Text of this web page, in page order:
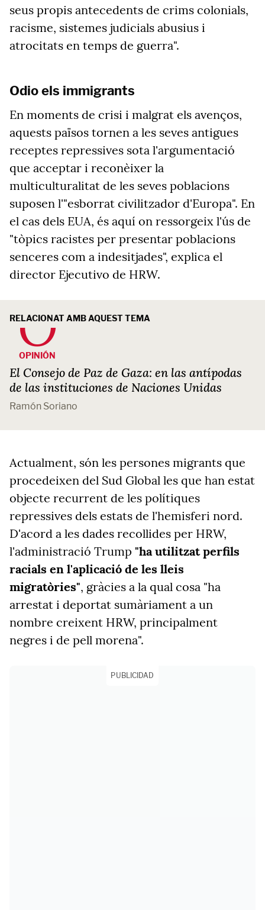
seus propis antecedents de crims colonials,
racisme, sistemes judicials abusius i
atrocitats en temps de guerra".
Odio els immigrants
En moments de crisi i malgrat els avenços,
aquests països tornen a les seves antigues
receptes repressives sota l'argumentació
que acceptar i reconèixer la
multiculturalitat de les seves poblacions
suposen l'"esborrat civilitzador d'Europa". En
el cas dels EUA, és aquí on ressorgeix l'ús de
"tòpics racistes per presentar poblacions
senceres com a indesitjades", explica el
director Ejecutivo de HRW.
RELACIONAT AMB AQUEST TEMA
OPINIÓN
El Consejo de Paz de Gaza: en las antípodas
de las instituciones de Naciones Unidas
Ramón Soriano
Actualment, són les persones migrants que
procedeixen del Sud Global les que han estat
objecte recurrent de les polítiques
repressives dels estats de l'hemisferi nord.
D'acord a les dades recollides per HRW,
l'administració Trump "ha utilitzat perfils
racials en l'aplicació de les lleis
migratòries", gràcies a la qual cosa "ha
arrestat i deportat sumàriament a un
nombre creixent HRW, principalment
negres i de pell morena".
PUBLICIDAD